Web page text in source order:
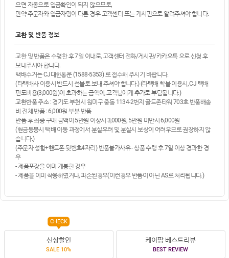
으면 자동으로 입금확인이 되지 않으므로,
만약 주문자와 입금자명이 다른 경우 고객센터 또는 게시판으로 알려주셔야 합니다.
교환 및 반품 정보
교환 및 반품은 수령한 후 7일 이내로, 고객센터 전화/게시판/카카오톡 으로 신청 후
보내주셔야 합니다.
택배수거는 CJ대한통운 (1588-5353) 로 접수해 주시기 바랍니다.
(타택배사 이용시 반드시 선불로 보내 주셔야 합니다.) (타택배 착불 이용시, CJ 택배
편도비용(3,000원)이 초과하는 금액이, 고객님에게 추가로 부담됩니다.)
교환반품 주소 : 경기도 부천시 원미구 중동 1134-2번지 골드존타워 703호 반품배송
비 전체 반품 : 6,000원 부분 반품
반품 후 최종 구매 금액이 5만원 이상시 3,000원, 5만원 미만시 6,000원
(현금동봉시 택배 이동 과정에서 분실우려 및 분실시 보상이 어려우므로 권장하지 않
습니다.)
(주문자 성함+핸드폰 뒷번호4자리) 반품불가사유 - 상품 수령 후 7일 이상 경과한 경
우
- 제품포장을 이미 개봉한 경우
- 제품을 이미 착용하였거나, 파손된경우(이런경우 반품이 아닌 AS로 처리됩니다.)
신상할인
SALE 10%
CHECK
케이팝 베스트리뷰
BEST REVIEW